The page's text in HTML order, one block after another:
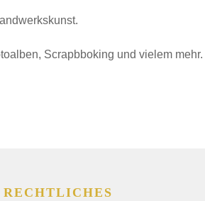
Scrapbboking und vielem mehr.
RECHTLICHES